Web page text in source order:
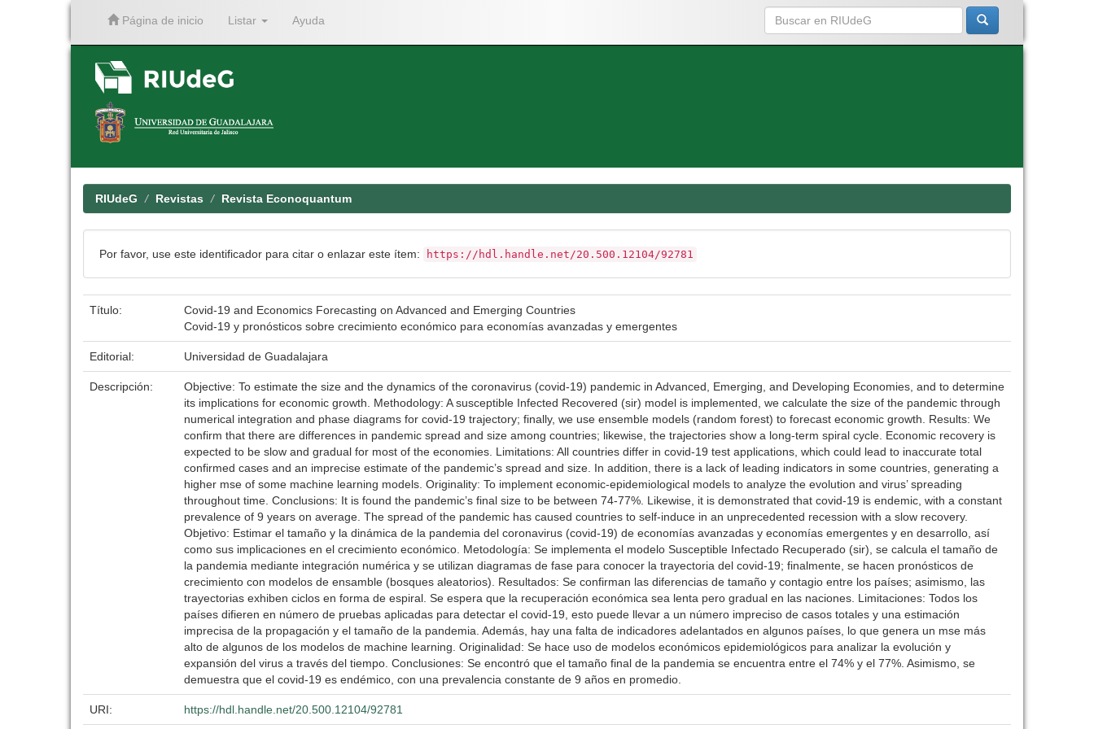
Página de inicio Listar Ayuda
RIUdeG Revistas Revista Econoquantum
Por favor, use este identificador para citar o enlazar este ítem: https://hdl.handle.net/20.500.12104/92781
Título:
Covid-19 and Economics Forecasting on Advanced and Emerging Countries
Covid-19 y pronósticos sobre crecimiento económico para economías avanzadas y emergentes
Editorial: Universidad de Guadalajara
Descripción:
Objective: To estimate the size and the dynamics of the coronavirus (covid-19) pandemic in Advanced, Emerging, and Developing Economies, and to determine
its implications for economic growth. Methodology: A susceptible Infected Recovered (sir) model is implemented, we calculate the size of the pandemic through
numerical integration and phase diagrams for covid-19 trajectory; finally, we use ensemble models (random forest) to forecast economic growth. Results: We
confirm that there are differences in pandemic spread and size among countries; likewise, the trajectories show a long-term spiral cycle. Economic recovery is
expected to be slow and gradual for most of the economies. Limitations: All countries differ in covid-19 test applications, which could lead to inaccurate total
confirmed cases and an imprecise estimate of the pandemic’s spread and size. In addition, there is a lack of leading indicators in some countries, generating a
higher mse of some machine learning models. Originality: To implement economic-epidemiological models to analyze the evolution and virus’ spreading
throughout time. Conclusions: It is found the pandemic’s final size to be between 74-77%. Likewise, it is demonstrated that covid-19 is endemic, with a constant
prevalence of 9 years on average. The spread of the pandemic has caused countries to self-induce in an unprecedented recession with a slow recovery.
Objetivo: Estimar el tamaño y la dinámica de la pandemia del coronavirus (covid-19) de economías avanzadas y economías emergentes y en desarrollo, así
como sus implicaciones en el crecimiento económico. Metodología: Se implementa el modelo Susceptible Infectado Recuperado (sir), se calcula el tamaño de
la pandemia mediante integración numérica y se utilizan diagramas de fase para conocer la trayectoria del covid-19; finalmente, se hacen pronósticos de
crecimiento con modelos de ensamble (bosques aleatorios). Resultados: Se confirman las diferencias de tamaño y contagio entre los países; asimismo, las
trayectorias exhiben ciclos en forma de espiral. Se espera que la recuperación económica sea lenta pero gradual en las naciones. Limitaciones: Todos los
países difieren en número de pruebas aplicadas para detectar el covid-19, esto puede llevar a un número impreciso de casos totales y una estimación
imprecisa de la propagación y el tamaño de la pandemia. Además, hay una falta de indicadores adelantados en algunos países, lo que genera un mse más
alto de algunos de los modelos de machine learning. Originalidad: Se hace uso de modelos económicos epidemiológicos para analizar la evolución y
expansión del virus a través del tiempo. Conclusiones: Se encontró que el tamaño final de la pandemia se encuentra entre el 74% y el 77%. Asimismo, se
demuestra que el covid-19 es endémico, con una prevalencia constante de 9 años en promedio.
URI: https://hdl.handle.net/20.500.12104/92781